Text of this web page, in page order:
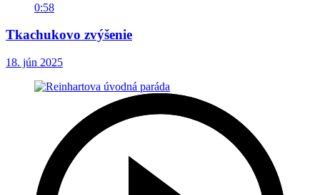
0:58
Tkachukovo zvýšenie
18. jún 2025